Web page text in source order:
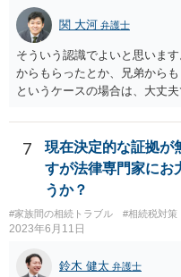
関 大河 弁護士
そういう認識でよいと思いま
からもらったとか、兄弟から
というケースの場合は、大丈夫
7
現在決定的な証拠が
すが法律専門家にお
うか？
#家族間の相続トラブル #相続税対策
2023年6月11日
鈴木 健太 弁護士